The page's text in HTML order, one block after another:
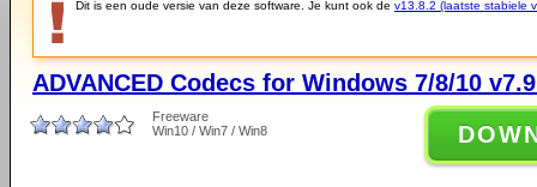
Dit is een oude versie van deze software. Je kunt ook de v13.8.2 (laatste stabiele
ADVANCED Codecs for Windows 7/8/10
Freeware
Win10 / Win7 / Win8